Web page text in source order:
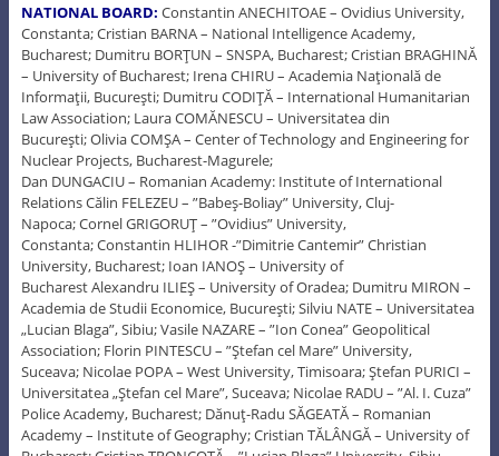
NATIONAL BOARD: Constantin ANECHITOAE – Ovidius University,
Constanta; Cristian BARNA – National Intelligence Academy,
Bucharest; Dumitru BORŢUN – SNSPA, Bucharest; Cristian BRAGHINĂ
– University of Bucharest; Irena CHIRU – Academia Naţională de
Informaţii, Bucureşti; Dumitru CODIŢĂ – International Humanitarian
Law Association; Laura COMĂNESCU – Universitatea din
Bucureşti; Olivia COMŞA – Center of Technology and Engineering for
Nuclear Projects, Bucharest-Magurele;
Dan DUNGACIU – Romanian Academy: Institute of International
Relations Călin FELEZEU – ”Babeş-Boliay” University, Cluj-
Napoca; Cornel GRIGORUŢ – ”Ovidius” University,
Constanta; Constantin HLIHOR -”Dimitrie Cantemir” Christian
University, Bucharest; Ioan IANOŞ – University of
Bucharest Alexandru ILIEŞ – University of Oradea; Dumitru MIRON –
Academia de Studii Economice, Bucureşti; Silviu NATE – Universitatea
„Lucian Blaga”, Sibiu; Vasile NAZARE – ”Ion Conea” Geopolitical
Association; Florin PINTESCU – ”Ştefan cel Mare” University,
Suceava; Nicolae POPA – West University, Timisoara; Ştefan PURICI –
Universitatea „Ştefan cel Mare”, Suceava; Nicolae RADU – ”Al. I. Cuza”
Police Academy, Bucharest; Dănuţ-Radu SĂGEATĂ – Romanian
Academy – Institute of Geography; Cristian TĂLÂNGĂ – University of